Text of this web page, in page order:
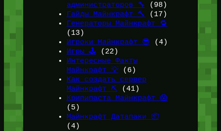
администраторов 🔧
(98)
Гайды Майнкрафт 🔨
(17)
Генераторы Майнкрафт 🔁
(13)
Игроки Майнкрафт 😎 (4)
Игры 🕹️ (22)
Интересные Факты
Майнкрафт 💡(6)
Как создать сервер
Майнкрафт ⛏️ (41)
Крипипаста Майнкрафт 😱
(5)
Майнкрафт Датапаки 📦
(4)